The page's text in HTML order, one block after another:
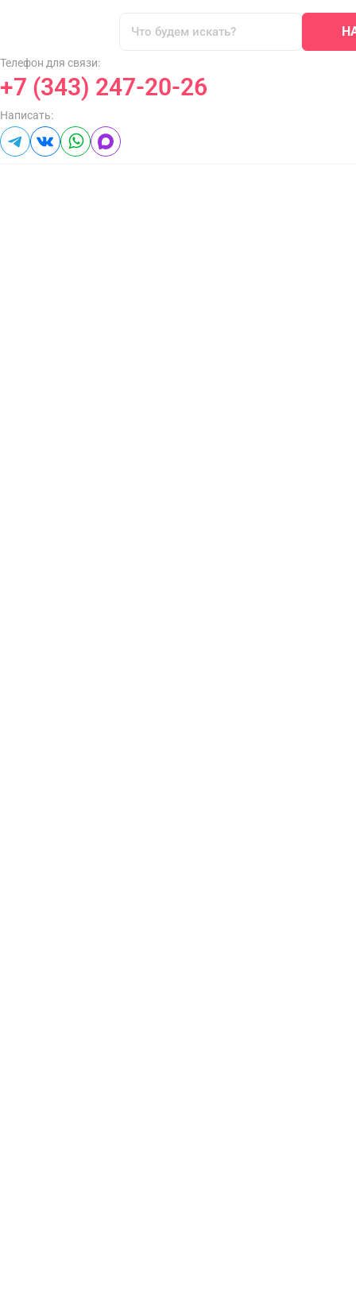
Телефон для связи:
+7 (343) 247-20-26
Написать: